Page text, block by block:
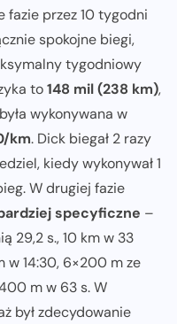
fazie przez 10 tygodni
spokojne biegi,
tygodniowy
to148 mil (238 km),
wykonywana w
km. Dick biegał 2 razy
kiedy wykonywał 1
W drugiej fazie
specyficzne –
29,2 s., 10 km w 33
w 14:30, 6×200 m ze
m w 63 s. W
był zdecydowanie